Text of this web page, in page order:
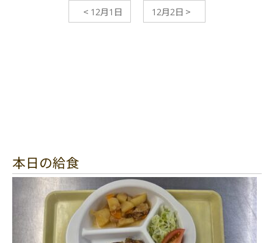
< 12月1日 12月2日 >
本日の給食